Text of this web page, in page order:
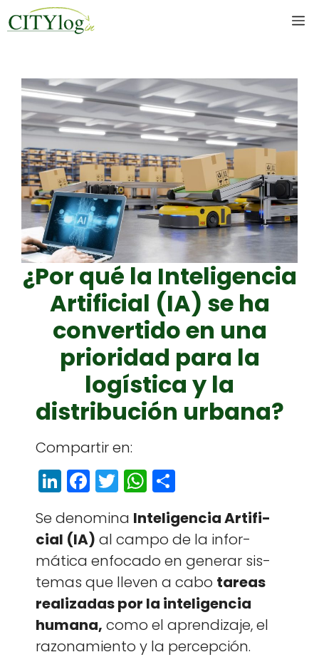
Skip
to
¿Por qué la Inteligencia
Artificial (IA) se ha
convertido en una
prioridad para la
logística y la
distribución urbana?
Com­par­tir en:
Li
n
k
e
dI
n
F
a
c
e
b
o
o
k
T
w
itt
e
r
W
h
a
ts
A
p
p
a
r
e
Se denom­i­na Inteligen­cia Arti­fi­
cial (IA) al cam­po de la infor­
máti­ca enfo­ca­do en gener­ar sis­
temas que lleven a cabo tar­eas
real­izadas por la inteligen­cia
humana, como el apren­diza­je, el
razon­amien­to y la per­cep­ción.